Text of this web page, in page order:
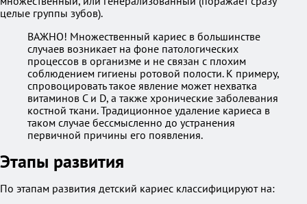
целые группы зубов).
ВАЖНО! Множественный кариес в большинстве
случаев возникает на фоне патологических
процессов в организме и не связан с плохим
соблюдением гигиены ротовой полости. К примеру,
спровоцировать такое явление может нехватка
витаминов С и D, а также хронические заболевания
костной ткани. Традиционное удаление кариеса в
таком случае бессмысленно до устранения
первичной причины его появления.
Этапы развития
По этапам развития детский кариес классифицируют на: